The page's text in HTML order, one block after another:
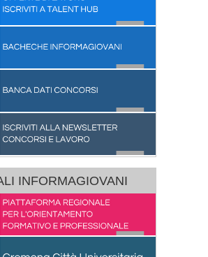
INFORMAGIOVANI